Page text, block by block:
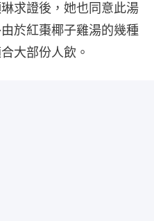
求證後，她也同意此湯
於紅棗椰子雞湯的幾種
大部份人飲。